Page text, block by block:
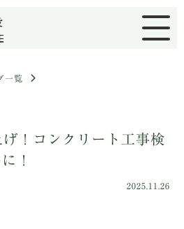
一覧
！コンクリート工事検
！
2025.11.26